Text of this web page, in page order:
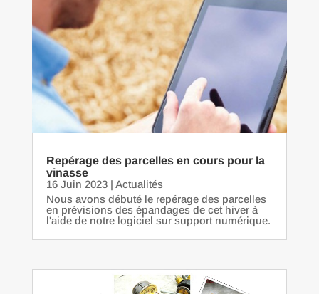
Repérage des parcelles en cours pour la
vinasse
16 Juin 2023| Actualités
Nous avons débuté le repérage des parcelles
en prévisions des épandages de cet hiver à
l'aide de notre logiciel sur support numérique.